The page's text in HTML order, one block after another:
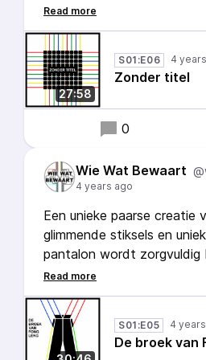
Welke relatie gaan
moet bedenken? En hoe
depot in Amersfoort,
de Nederlandse democratie.
27:58
S01:E06 4
Zonder titel
0
Wie Wat Bewaart
4 years ago
Een unieke paarse creatie
glimmende stiksels en
pantalon wordt zorgvuldig
mensen van de
graag zien dat hij weer
bewonderen. Maar hoe
nog worden
zichtbaar zonder de
S01:E05 4
De broek van